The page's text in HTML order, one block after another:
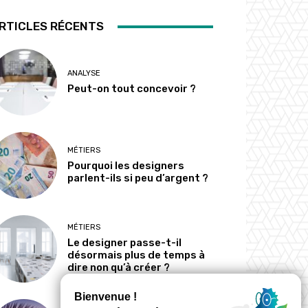
RÉCENTS
ANALYSE
Peut-on tout concevoir ?
MÉTIERS
Pourquoi les designers
parlent-ils si peu d’argent ?
MÉTIERS
Le designer passe-t-il
désormais plus de temps à
dire non qu’à créer ?